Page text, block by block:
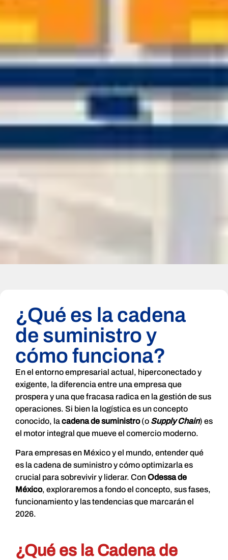
¿Qué es la cadena
de suministro y
cómo funciona?
En el entorno empresarial actual, hiperconectado y
exigente, la diferencia entre una empresa que
prospera y una que fracasa radica en la gestión de sus
operaciones. Si bien la logística es un concepto
conocido, lacadena de suministro(o Supply Chain) es
el motor integral que mueve el comercio moderno.
Para empresas en México y el mundo, entender qué
es la cadena de suministro y cómo optimizarla es
crucial para sobrevivir y liderar. ConOdessa de
México, exploraremos a fondo el concepto, sus fases,
funcionamiento y las tendencias que marcarán el
2026.
¿Qué es la Cadena de